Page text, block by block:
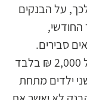
על הבנקים
סבירים.
לדוגמה, אם ההכנסה הנותרת עומדת על 2,000 ₪ בלבד
ילדים מתחת